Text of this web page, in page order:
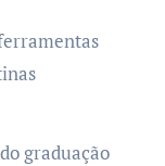
graduação